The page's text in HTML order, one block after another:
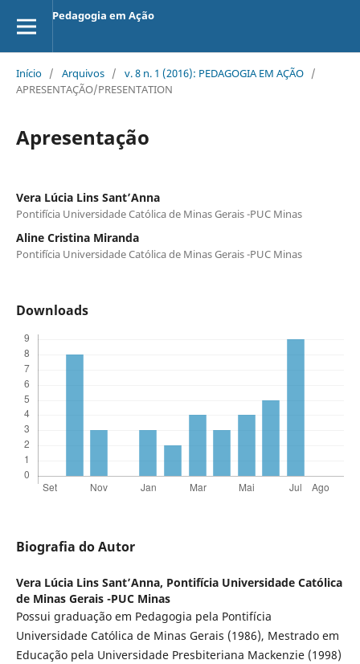
Pedagogia em Ação
Início / Arquivos / v. 8 n. 1 (2016): PEDAGOGIA EM AÇÃO /
APRESENTAÇÃO/PRESENTATION
Apresentação
Vera Lúcia Lins Sant’Anna
Pontifícia Universidade Católica de Minas Gerais -PUC Minas
Aline Cristina Miranda
Pontifícia Universidade Católica de Minas Gerais -PUC Minas
Downloads
Biografia do Autor
Vera Lúcia Lins Sant’Anna, Pontifícia Universidade Católica
de Minas Gerais -PUC Minas
Possui graduação em Pedagogia pela Pontifícia
Universidade Católica de Minas Gerais (1986), Mestrado em
Educação pela Universidade Presbiteriana Mackenzie (1998)